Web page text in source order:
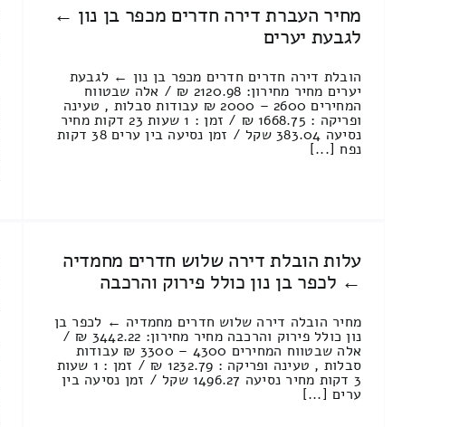
מחיר העברת דירה חדרים מכפר בן נון ←
לגבעת יערים
הובלת דירה חדרים חדרים מכפר בן נון ← לגבעת
יערים מחיר מחירון: 2120.98 ₪ / אלה שבטווח
המחירים 2600 – 2000 ₪ עבודות סבלות , טעינה
ופריקה : 1668.75 ₪ / זמן : 1 שעות 23 דקות מחיר
נסיעה 383.04 שקל / זמן נסיעה בין ערים 38 דקות
נפח [...]
עלות הובלת דירה שלוש חדרים מחמדיה
← לכפר בן נון כולל פירוק והרכבה
מחיר הובלה דירה שלוש חדרים מחמדיה ← לכפר בן
נון כולל פירוק והרכבה מחיר מחירון: 3442.22 ₪ /
אלה שבטווח המחירים 4300 – 3300 ₪ עבודות
סבלות , טעינה ופריקה : 1232.79 ₪ / זמן : 1 שעות
3 דקות מחיר נסיעה 1496.27 שקל / זמן נסיעה בין
ערים [...]